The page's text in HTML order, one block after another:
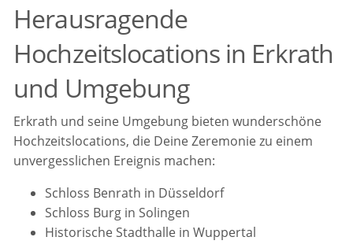
Herausragende
Hochzeitslocations in Erkrath
und Umgebung
Erkrath und seine Umgebung bieten wunderschöne
Hochzeitslocations, die Deine Zeremonie zu einem
unvergesslichen Ereignis machen:
Schloss Benrath in Düsseldorf
Schloss Burg in Solingen
Historische Stadthalle in Wuppertal